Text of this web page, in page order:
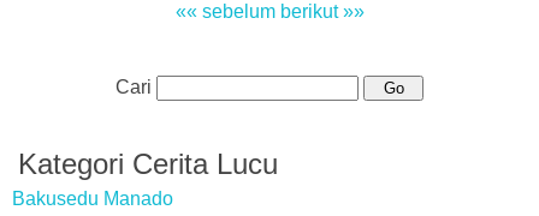
«« sebelum berikut »»
Cari
Kategori Cerita Lucu
Bakusedu Manado